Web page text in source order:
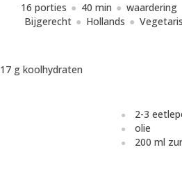
16 porties 40 min waardering
Bijgerecht
Hollands
17 g koolhydraten
2-3
olie
200 ml